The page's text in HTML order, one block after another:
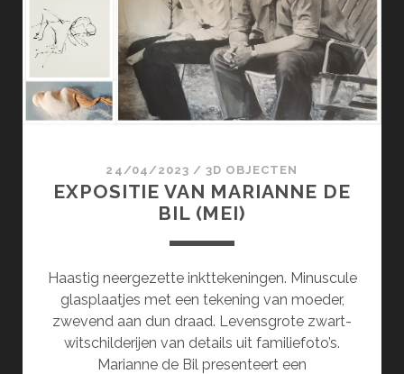
24/04/2023 /3D OBJECTEN
EXPOSITIE VAN MARIANNE DE
BIL (MEI)
Haastig neergezette inkttekeningen. Minuscule
glasplaatjes met een tekening van moeder,
zwevend aan dun draad. Levensgrote zwart-
witschilderijen van details uit familiefoto’s.
Marianne de Bil presenteert een